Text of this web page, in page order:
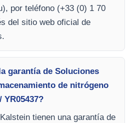
), por teléfono (+33 (0) 1 70
del sitio web oficial de
garantía de Soluciones
de nitrógeno
YR05437?
tienen una garantía de